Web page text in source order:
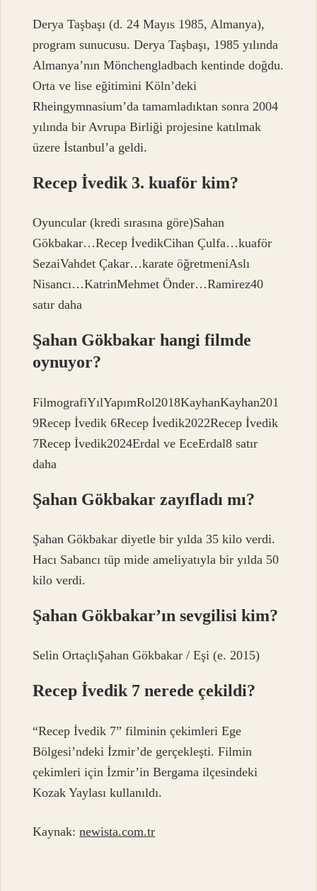
Derya Taşbaşı (d. 24 Mayıs 1985, Almanya),
program sunucusu. Derya Taşbaşı, 1985 yılında
Almanya’nın Mönchengladbach kentinde doğdu.
Orta ve lise eğitimini Köln’deki
Rheingymnasium’da tamamladıktan sonra 2004
yılında bir Avrupa Birliği projesine katılmak
üzere İstanbul’a geldi.
Recep İvedik 3. kuaför kim?
Oyuncular (kredi sırasına göre)Sahan
Gökbakar…Recep İvedikCihan Çulfa…kuaför
SezaiVahdet Çakar…karate öğretmeniAslı
Nisancı…KatrinMehmet Önder…Ramirez40
satır daha
Şahan Gökbakar hangi filmde
oynuyor?
FilmografiYılYapımRol2018KayhanKayhan201
9Recep İvedik 6Recep İvedik2022Recep İvedik
7Recep İvedik2024Erdal ve EceErdal8 satır
daha
Şahan Gökbakar zayıfladı mı?
Şahan Gökbakar diyetle bir yılda 35 kilo verdi.
Hacı Sabancı tüp mide ameliyatıyla bir yılda 50
kilo verdi.
Şahan Gökbakar’ın sevgilisi kim?
Selin OrtaçlıŞahan Gökbakar / Eşi (e. 2015)
Recep İvedik 7 nerede çekildi?
“Recep İvedik 7” filminin çekimleri Ege
Bölgesi’ndeki İzmir’de gerçekleşti. Filmin
çekimleri için İzmir’in Bergama ilçesindeki
Kozak Yaylası kullanıldı.
Kaynak:newista.com.tr